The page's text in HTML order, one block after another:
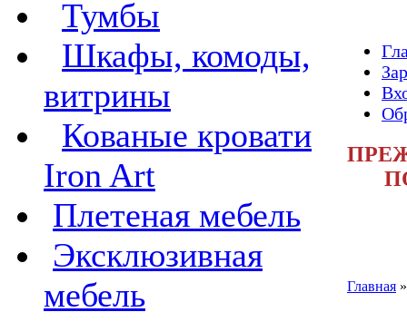
Тумбы
Шкафы, комоды,
витрины
Кованые кровати
Iron Art
Плетеная мебель
Эксклюзивная
мебель
Главная